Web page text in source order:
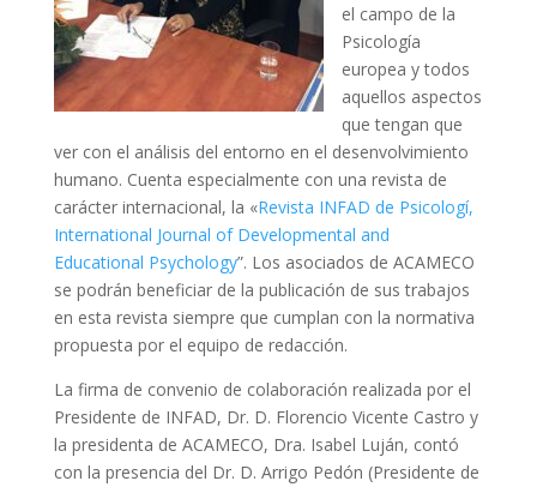
el campo de la
Psicología
europea y todos
aquellos aspectos
que tengan que
ver con el análisis del entorno en el desenvolvimiento
humano. Cuenta especialmente con una revista de
carácter internacional, la «Revista INFAD de Psicologí,
International Journal of Developmental and
Educational Psychology”. Los asociados de ACAMECO
se podrán beneficiar de la publicación de sus trabajos
en esta revista siempre que cumplan con la normativa
propuesta por el equipo de redacción.
La firma de convenio de colaboración realizada por el
Presidente de INFAD, Dr. D. Florencio Vicente Castro y
la presidenta de ACAMECO, Dra. Isabel Luján, contó
con la presencia del Dr. D. Arrigo Pedón (Presidente de